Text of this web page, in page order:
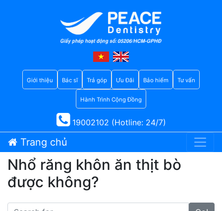
Giới thiệu Bác sĩ Trả góp Ưu Đãi Bảo hiểm Tư vấn
Hành Trình Cộng Đồng
19002102 (Hotline: 24/7)
Trang chủ
Nhổ răng khôn ăn thịt bò
được không?